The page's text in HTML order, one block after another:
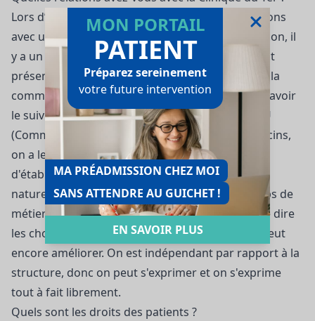
MON PORTAIL
PATIENT
Préparez sereinement
votre future intervention
MA PRÉADMISSION CHEZ MOI
SANS ATTENDRE AU GUICHET !
EN SAVOIR PLUS
Lors d’une médiation, par exemple, nous travaillons
avec un médecin médiateur. Suite à cette médiation, il
y a un rapport qui est effectué et ce rapport, il est
présenté à la commission des usagers et lors de la
commission des usagers, on peut effectivement avoir
le suivi du dossier dans la composition de la CDU
(Commission des usagers). On a donc des médecins,
on a le président de la commission médicale
d'établissement, on a le directeur, et on a
naturellement les représentants de tous les corps de
métier de l'établissement, ce qui nous permet de dire
les choses qui ne vont pas ou les choses qu'on peut
encore améliorer. On est indépendant par rapport à la
structure, donc on peut s'exprimer et on s'exprime
tout à fait librement.
Quels sont les droits des patients ?